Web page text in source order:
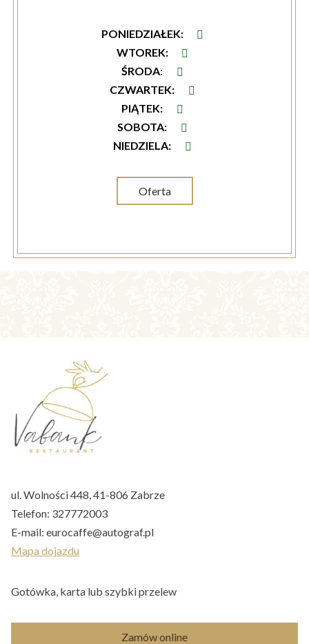
PONIEDZIAŁEK:
WTOREK:
ŚRODA:
CZWARTEK:
PIĄTEK:
SOBOTA:
NIEDZIELA:
Oferta
ul. Wolności 448, 41-806 Zabrze
Telefon: 327772003
E-mail: eurocaffe@autograf.pl
Mapa dojazdu
Gotówka, karta lub szybki przelew
Zamów online